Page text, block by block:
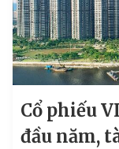
Cổ phiếu
đầu năm,